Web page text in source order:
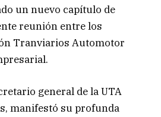
un nuevo capítulo de
reunión entre los
Tranviarios Automotor
general de la UTA
manifestó su profunda